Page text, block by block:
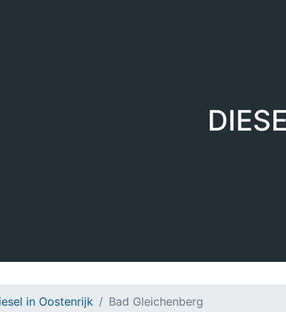
in Oostenrijk Bad Gleichenberg